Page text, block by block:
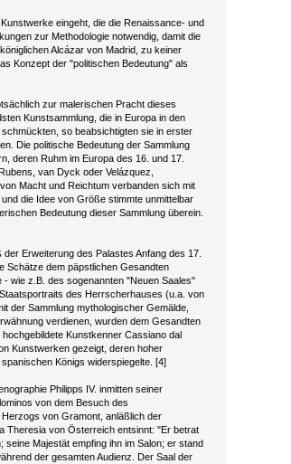
eingeht, die die Renaissance- und
zur Methodologie notwendig, damit die
Alcázar von Madrid, zu keiner
Konzept der "politischen Bedeutung" als
zur malerischen Pracht dieses
Kunstsammlung, die in Europa in den
so beabsichtigten sie in erster
Die politische Bedeutung der Sammlung
deren Ruhm im Europa des 16. und 17.
van Dyck oder Velázquez,
Macht und Reichtum verbanden sich mit
die Idee von Größe stimmte unmittelbar
Bedeutung dieser Sammlung überein.
Erweiterung des Palastes Anfang des 17.
Schätze dem päpstlichen Gesandten
- wie z.B. des sogenannten "Neuen Saales"
des Herrscherhauses (u.a. von
der Sammlung mythologischer Gemälde,
verdienen, wurden dem Gesandten
Kunstkenner Cassiano dal
Kunstwerken gezeigt, deren hoher
Königs widerspiegelte. [4]
Philipps IV. inmitten seiner
von dem Besuch des
von Gramont, anläßlich der
Theresia von Österreich entsinnt: "Er betrat
seine Majestät empfing ihn im Salon; er stand
der gesamten Audienz. Der Saal der